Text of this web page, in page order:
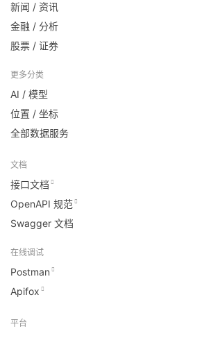
新闻 / 资讯
金融 / 分析
股票 / 证券
更多分类
AI / 模型
位置 / 坐标
全部数据服务
文档
接口文档
OpenAPI 规范
Swagger 文档
在线调试
Postman
Apifox
平台